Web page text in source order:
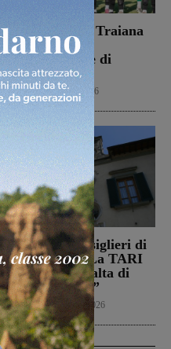
Il Terrranuova Traiana
battuto 3-1
nell’amichevole di
Grosseto
Calcio 8 Agosto 2026
Reggello, i consiglieri di
opposizione: “La TARI
2026 resta più alta di
quella del 2022”
Politica 8 Agosto 2026